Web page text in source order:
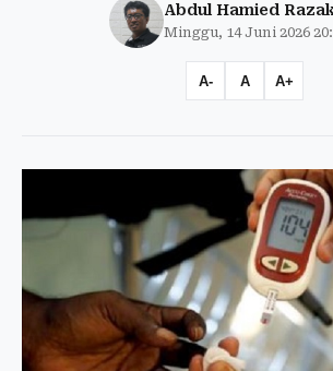
Abdul Hamied
Minggu, 14 Juni 2026
A- A A+